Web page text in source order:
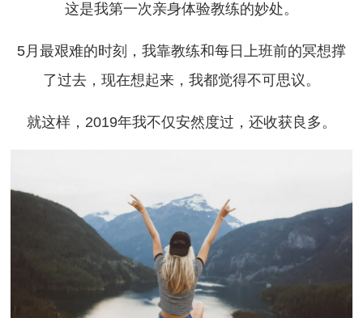
这是我第一次亲身体验教练的妙处。
5月最艰难的时刻，我靠教练和每日上班前的冥想撑
了过去，现在想起来，我都觉得不可思议。
就这样，2019年我不仅安然度过，还收获良多。